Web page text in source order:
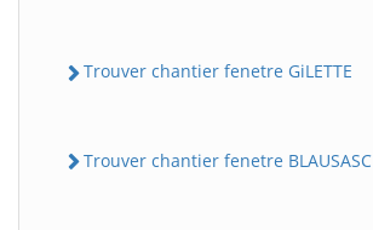
Trouver chantier fenetre GiLETTE
Trouver chantier fenetre BLAUSASC